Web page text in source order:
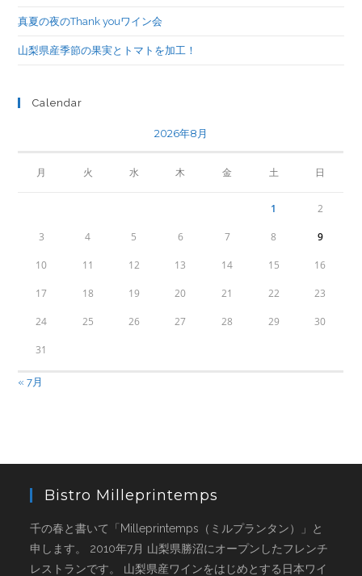
真夏の夜のThank youワイン会
山梨県産季節の果実とトマトを加工！
Calendar
2026年8月
月 火 水 木 金 土 日
1 2
3 4 5 6 7 8 9
10 11 12 13 14 15 16
17 18 19 20 21 22 23
24 25 26 27 28 29 30
31
« 7月
Bistro Milleprintemps
千の春と書いて「Milleprintemps（ミルプランタン）」と
申します。 2010年7月 山梨県勝沼にオープンしたフレンチ
レストランです。 山梨県産ワインをはじめとする日本ワイ